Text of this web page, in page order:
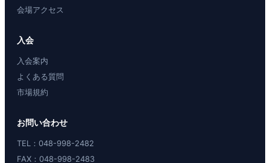
会場アクセス
入会
入会案内
よくある質問
市場規約
お問い合わせ
TEL：048-998-2482
FAX：048-998-2483